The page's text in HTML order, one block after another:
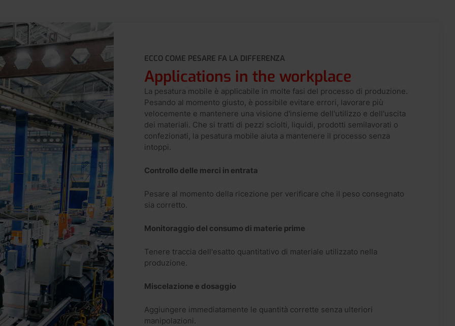
ECCO COME PESARE FA LA DIFFERENZA
Applications in the workplace
La pesatura mobile è applicabile in molte fasi del processo di produzione.
Pesando al momento giusto, è possibile evitare errori, lavorare più
velocemente e mantenere una visione d'insieme dell'utilizzo e dell'uscita
dei materiali. Che si tratti di pezzi sciolti, liquidi, prodotti semilavorati o
confezionati, la pesatura mobile aiuta a mantenere il processo senza
intoppi.
Controllo delle merci in entrata
Pesare al momento della ricezione per verificare che il peso consegnato
sia corretto.
Monitoraggio del consumo di materie prime
Tenere traccia dell'esatto quantitativo di materiale utilizzato nella
produzione.
Miscelazione e dosaggio
Aggiungere immediatamente le quantità corrette senza ulteriori
manipolazioni.